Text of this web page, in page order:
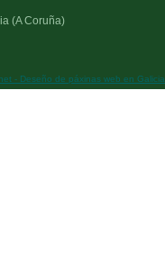
(A Coruña)
- Deseño de páxinas web en Galicia